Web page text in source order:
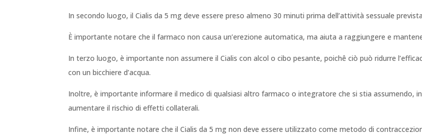
In secondo luogo, il Cialis da 5 mg deve essere preso almeno 30 minuti prima dell’attività sessuale
È importante notare che il farmaco non causa un’erezione automatica, ma aiuta a raggiungere e
In terzo luogo, è importante non assumere il Cialis con alcol o cibo pesante, poichê ciò può ridurre
con un bicchiere d’acqua.
Inoltre, è importante informare il medico di qualsiasi altro farmaco o integratore che si stia assumendo,
aumentare il rischio di effetti collaterali.
Infine, è importante notare che il Cialis da 5 mg non deve essere utilizzato come metodo di